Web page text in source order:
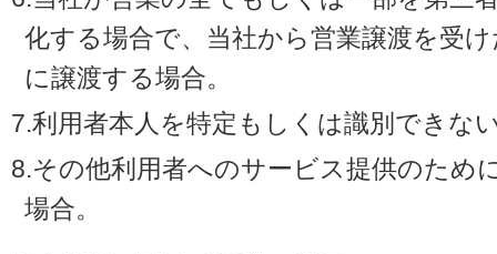
化する場合で、当社から営業譲渡を受
に譲渡する場合。
7.利用者本人を特定もしくは識別できな
8.その他利用者へのサービス提供のため
場合。